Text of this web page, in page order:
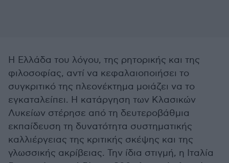
Η Ελλάδα του λόγου, της ρητορικής και της
φιλοσοφίας, αντί να κεφαλαιοποιήσει το
συγκριτικό της πλεονέκτημα μοιάζει να το
εγκαταλείπει. Η κατάργηση των Κλασικών
Λυκείων στέρησε από τη δευτεροβάθμια
εκπαίδευση τη δυνατότητα συστηματικής
καλλιέργειας της κριτικής σκέψης και της
γλωσσικής ακρίβειας. Την ίδια στιγμή, η Ιταλία